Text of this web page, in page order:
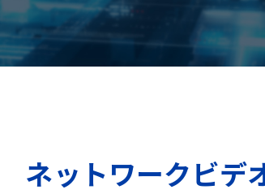
ネットワークビデ